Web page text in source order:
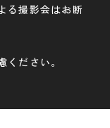
る撮影会はお断
ださい。